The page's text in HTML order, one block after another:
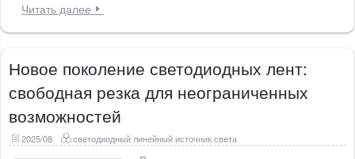
Читать далее
Новое поколение светодиодных лент:
свободная резка для неограниченных
возможностей
2025/08 светодиодный линейный источник света